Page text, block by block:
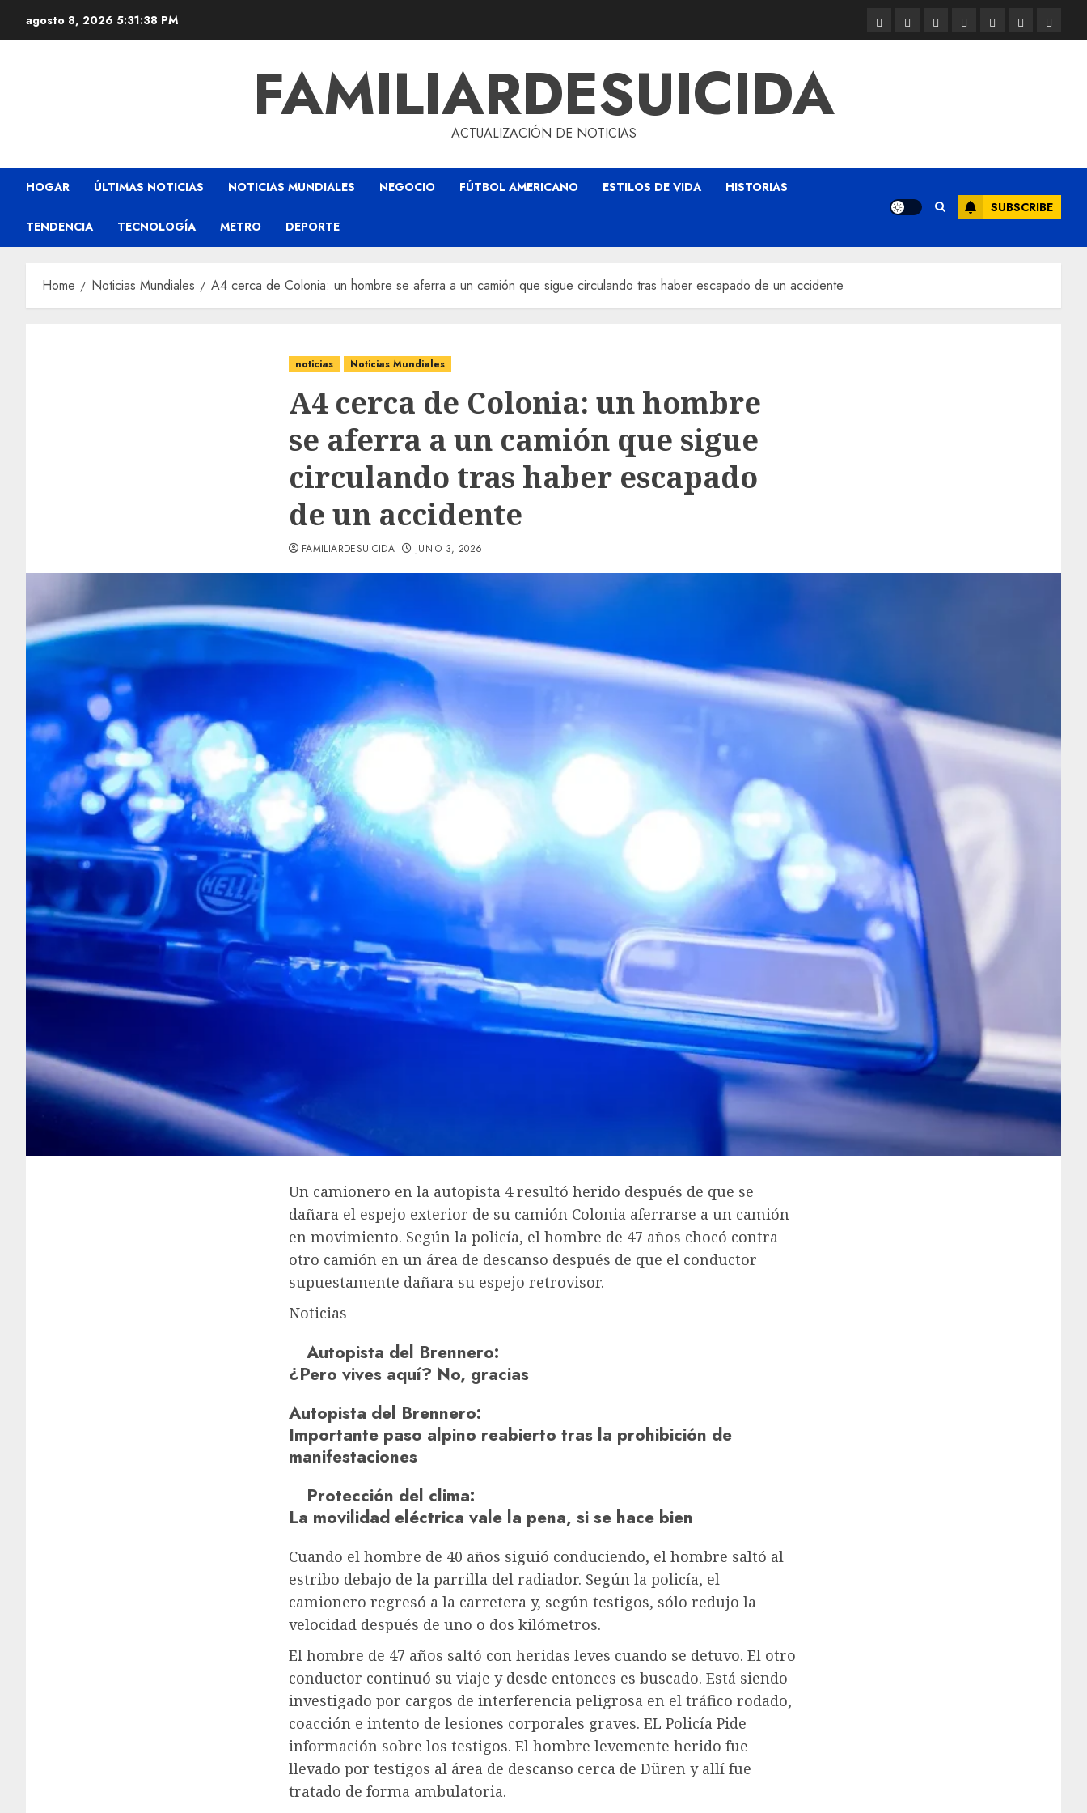
agosto 8, 2026 5:31:39 PM
FAMILIARDESUICIDA
ACTUALIZACIÓN DE NOTICIAS
HOGAR ÚLTIMAS NOTICIAS NOTICIAS MUNDIALES NEGOCIO FÚTBOL AMERICANO ESTILOS DE VIDA HISTORIAS
TENDENCIA TECNOLOGÍA METRO DEPORTE
SUBSCRIBE
Home Noticias Mundiales A4 cerca de Colonia: un hombre se aferra a un camión que sigue circulando tras haber escapado de un accidente
noticias Noticias Mundiales
A4 cerca de Colonia: un hombre
se aferra a un camión que sigue
circulando tras haber escapado
de un accidente
FAMILIARDESUICIDA JUNIO 3, 2026
Un camionero en la autopista 4 resultó herido después de que se
dañara el espejo exterior de su camión Colonia aferrarse a un camión
en movimiento. Según la policía, el hombre de 47 años chocó contra
otro camión en un área de descanso después de que el conductor
supuestamente dañara su espejo retrovisor.
Noticias
Autopista del Brennero:
¿Pero vives aquí? No, gracias
Autopista del Brennero:
Importante paso alpino reabierto tras la prohibición de
manifestaciones
Protección del clima:
La movilidad eléctrica vale la pena, si se hace bien
Cuando el hombre de 40 años siguió conduciendo, el hombre saltó al
estribo debajo de la parrilla del radiador. Según la policía, el
camionero regresó a la carretera y, según testigos, sólo redujo la
velocidad después de uno o dos kilómetros.
El hombre de 47 años saltó con heridas leves cuando se detuvo. El otro
conductor continuó su viaje y desde entonces es buscado. Está siendo
investigado por cargos de interferencia peligrosa en el tráfico rodado,
coacción e intento de lesiones corporales graves. EL Policía Pide
información sobre los testigos. El hombre levemente herido fue
llevado por testigos al área de descanso cerca de Düren y allí fue
tratado de forma ambulatoria.